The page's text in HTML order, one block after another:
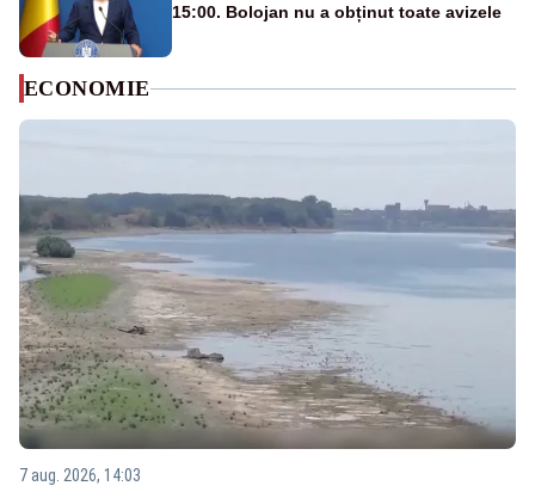
15:00. Bolojan nu a obținut toate avizele
ECONOMIE
7 aug. 2026, 14:03